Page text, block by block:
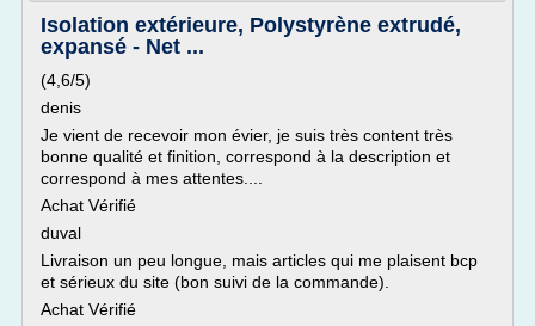
Isolation extérieure, Polystyrène extrudé,
expansé - Net ...
(4,6/5)
denis
Je vient de recevoir mon évier, je suis très content très
bonne qualité et finition, correspond à la description et
correspond à mes attentes....
Achat Vérifié
duval
Livraison un peu longue, mais articles qui me plaisent bcp
et sérieux du site (bon suivi de la commande).
Achat Vérifié